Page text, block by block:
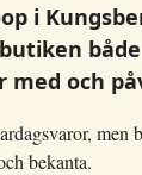
i
med och
men
bekanta.